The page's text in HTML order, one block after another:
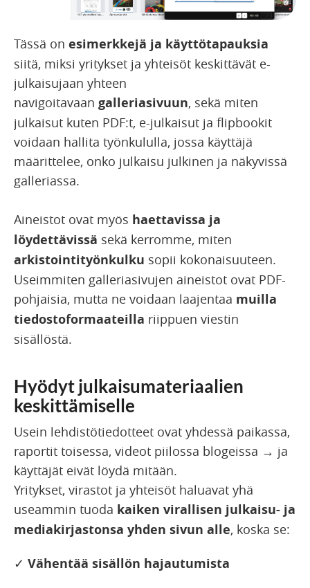
Tässä on esimerkkejä ja käyttötapauksia
siitä, miksi yritykset ja yhteisöt keskittävät e-
julkaisujaan yhteen
navigoitavaan galleriasivuun, sekä miten
julkaisut kuten PDF:t, e-julkaisut ja flipbookit
voidaan hallita työnkululla, jossa käyttäjä
määrittelee, onko julkaisu julkinen ja näkyvissä
galleriassa.
Aineistot ovat myös haettavissa ja
löydettävissä sekä kerromme, miten
arkistointityönkulku sopii kokonaisuuteen.
Useimmiten galleriasivujen aineistot ovat PDF-
pohjaisia, mutta ne voidaan laajentaa muilla
tiedostoformaateilla riippuen viestin
sisällöstä.
Hyödyt julkaisumateriaalien
keskittämiselle
Usein lehdistötiedotteet ovat yhdessä paikassa,
raportit toisessa, videot piilossa blogeissa → ja
käyttäjät eivät löydä mitään.
Yritykset, virastot ja yhteisöt haluavat yhä
useammin tuoda kaiken virallisen julkaisu- ja
mediakirjastonsa yhden sivun alle, koska se:
✓ Vähentää sisällön hajautumista